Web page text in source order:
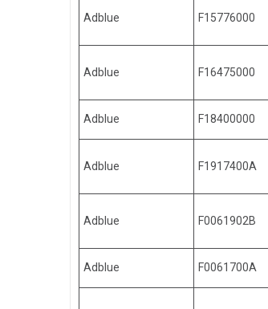
Adblue F15776000
Adblue F16475000
Adblue F18400000
Adblue F1917400A
Adblue F0061902B
Adblue F0061700A